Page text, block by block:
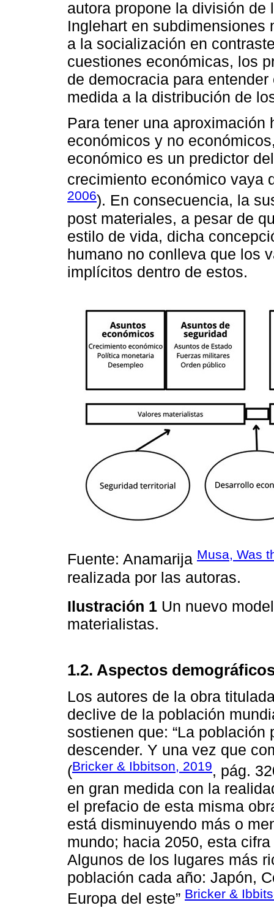
autora propone la división
Inglehart en subdimensiones
a la socialización en
cuestiones económicas, los
de democracia para
medida a la distribución de
Para tener una
económicos y no
económico es un predictor
crecimiento económico vaya
2006). En consecuencia, la
post materiales, a pesar de
estilo de vida, dicha
humano no conlleva que los
implícitos dentro de estos.
Fuente: Anamarija Musa, Was
realizada por las autoras.
Ilustración 1 Un nuevo
materialistas.
1.2. Aspectos
Los autores de la obra
declive de la población
sostienen que: “La
descender. Y una vez que
(Bricker & Ibbitson, 2019, pág.
en gran medida con la
el prefacio de esta misma
está disminuyendo más o
mundo; hacia 2050, esta
Algunos de los lugares más
población cada año: Japón,
Europa del este” Bricker &